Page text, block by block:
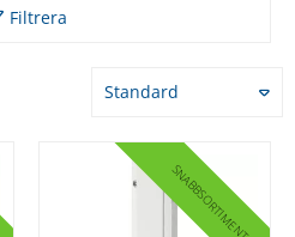
Filtrera
Standard
SNABBSORTIMENT